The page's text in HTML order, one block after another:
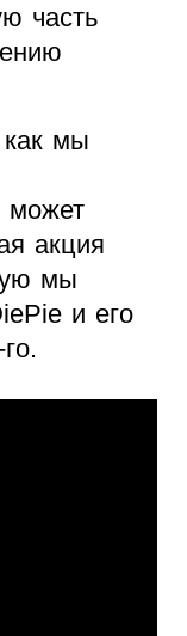
часть
мы
может
акция
мы
и его